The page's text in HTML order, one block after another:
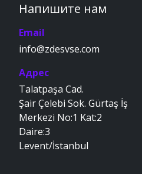
Напишите нам
Email
info@zdesvse.com
Адрес
Talatpaşa Cad.
Şair Çelebi Sok. Gürtaş İş
Merkezi No:1 Kat:2
Daire:3
Levent/İstanbul